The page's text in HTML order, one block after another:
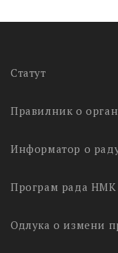
Статут
Правилник о
Информатор о
Програм рада НМК
Одлука о измени